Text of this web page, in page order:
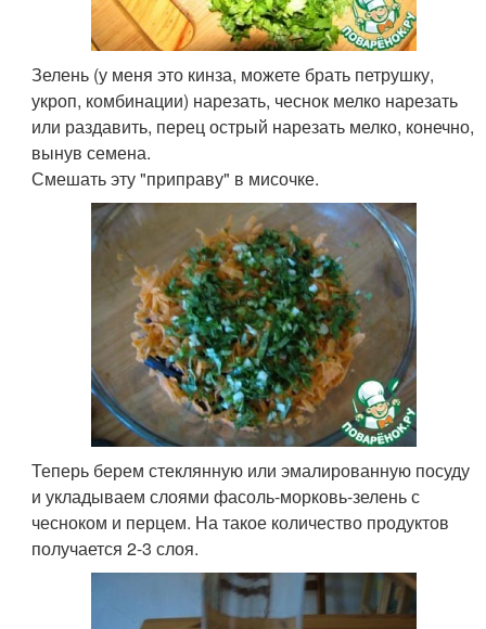
Зелень (у меня это кинза, можете брать петрушку,
укроп, комбинации) нарезать, чеснок мелко нарезать
или раздавить, перец острый нарезать мелко, конечно,
вынув семена.
Смешать эту "приправу" в мисочке.
Теперь берем стеклянную или эмалированную посуду
и укладываем слоями фасоль-морковь-зелень с
чесноком и перцем. На такое количество продуктов
получается 2-3 слоя.